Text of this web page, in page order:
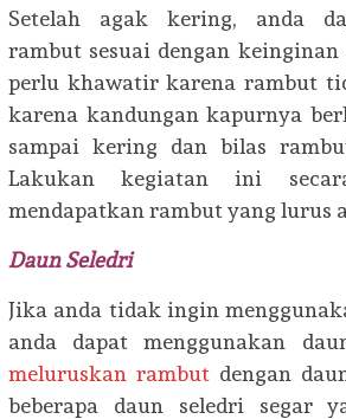
Setelah agak kering, anda
rambut sesuai dengan
perlu khawatir karena rambut
karena kandungan kapurnya
sampai kering dan bilas
Lakukan kegiatan ini
mendapatkan rambut yang lurus
Daun Seledri
Jika anda tidak ingin
anda dapat menggunakan
meluruskan rambut dengan
beberapa daun seledri segar